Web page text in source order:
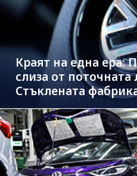
Краят на една ера:
слиза от поточната
Стъклената